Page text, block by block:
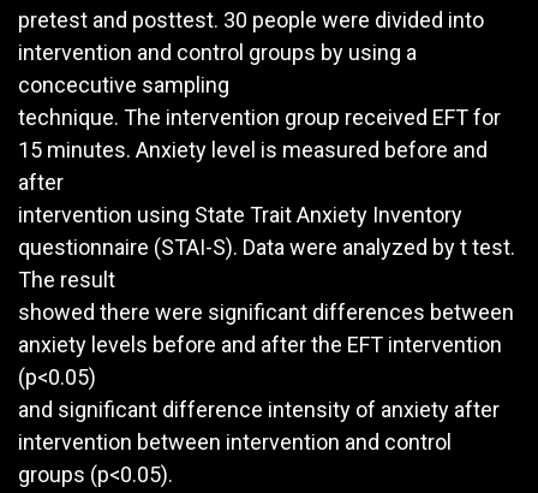
pretest and posttest. 30 people were divided into
intervention and control groups by using a
concecutive sampling
technique. The intervention group received EFT for
15 minutes. Anxiety level is measured before and
after
intervention using State Trait Anxiety Inventory
questionnaire (STAI-S). Data were analyzed by t test.
The result
showed there were significant differences between
anxiety levels before and after the EFT intervention
(p<0.05)
and significant difference intensity of anxiety after
intervention between intervention and control
groups (p<0.05).